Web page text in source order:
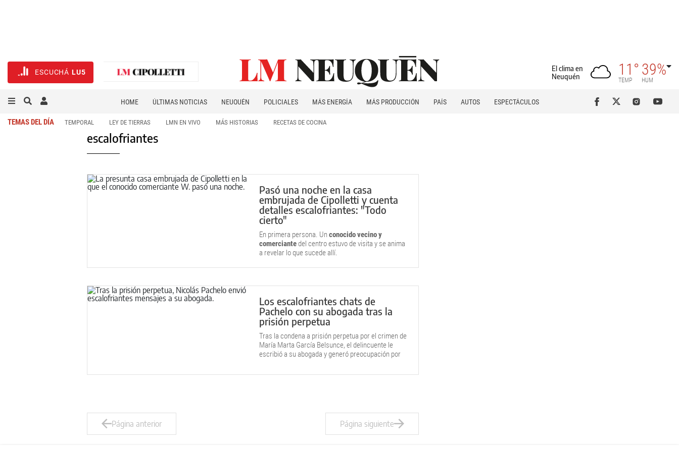
ESCUCHÁ LU5
El clima en
Neuquén
11°
TEMP
39%
HUM
HOME ÚLTIMAS NOTICIAS NEUQUÉN POLICIALES MÁS ENERGÍA MÁS PRODUCCIÓN PAÍS AUTOS
ESPECTÁCULOS
TEMAS DEL DÍA TEMPORAL LEY DE TIERRAS LMN EN VIVO MÁS HISTORIAS RECETAS DE COCINA
escalofriantes
Pasó una noche en la casa
embrujada de Cipolletti y cuenta
detalles escalofriantes: "Todo
cierto"
En primera persona. Un conocido vecino y
comerciantedel centro estuvo de visita y se anima
a revelar lo que sucede allí.
Los escalofriantes chats de
Pachelo con su abogada tras la
prisión perpetua
Tras la condena a prisión perpetua por el crimen de
María Marta García Belsunce, el delincuente le
escribió a su abogada y generó preocupación por
Página anterior Página siguiente